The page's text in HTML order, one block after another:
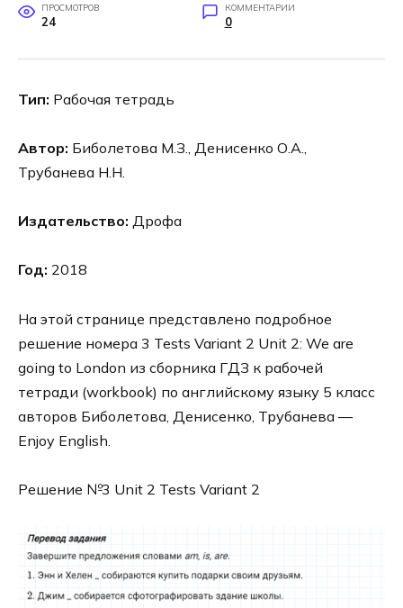
ПРОСМОТРОВ
24
КОММЕНТАРИИ
0
Тип: Рабочая тетрадь
Автор: Биболетова М.З., Денисенко О.А.,
Трубанева Н.Н.
Издательство: Дрофа
Год: 2018
На этой странице представлено подробное
решение номера 3 Tests Variant 2 Unit 2: We are
going to London из сборника ГДЗ к рабочей
тетради (workbook) по английскому языку 5 класс
авторов Биболетова, Денисенко, Трубанева —
Enjoy English.
Решение №3 Unit 2 Tests Variant 2